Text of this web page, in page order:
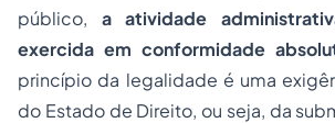
público, a atividade
exercida em conformidade
princípio da legalidade é uma
do Estado de Direito, ou seja, da